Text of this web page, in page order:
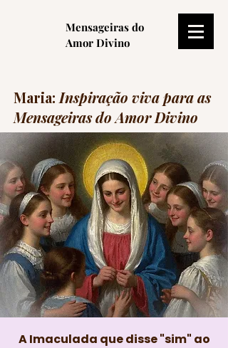
Mensageiras do
Amor Divino
Maria: Inspiração viva para as
Mensageiras do Amor Divino
A Imaculada que disse "sim" ao